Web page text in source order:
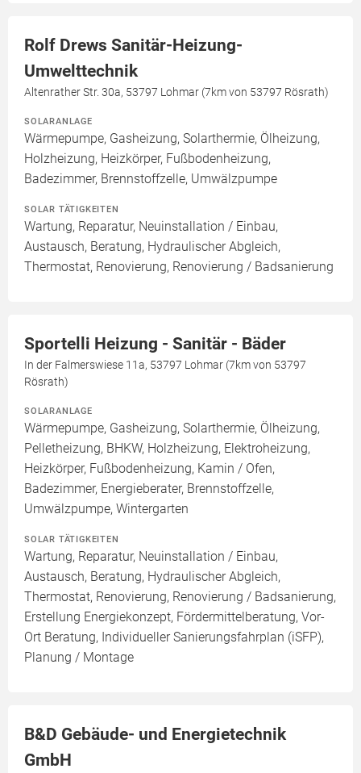
Rolf Drews Sanitär-Heizung-
Umwelttechnik
Altenrather Str. 30a, 53797 Lohmar (7km von 53797 Rösrath)
SOLARANLAGE
Wärmepumpe, Gasheizung, Solarthermie, Ölheizung,
Holzheizung, Heizkörper, Fußbodenheizung,
Badezimmer, Brennstoffzelle, Umwälzpumpe
SOLAR TÄTIGKEITEN
Wartung, Reparatur, Neuinstallation / Einbau,
Austausch, Beratung, Hydraulischer Abgleich,
Thermostat, Renovierung, Renovierung / Badsanierung
Sportelli Heizung - Sanitär - Bäder
In der Falmerswiese 11a, 53797 Lohmar (7km von 53797
Rösrath)
SOLARANLAGE
Wärmepumpe, Gasheizung, Solarthermie, Ölheizung,
Pelletheizung, BHKW, Holzheizung, Elektroheizung,
Heizkörper, Fußbodenheizung, Kamin / Ofen,
Badezimmer, Energieberater, Brennstoffzelle,
Umwälzpumpe, Wintergarten
SOLAR TÄTIGKEITEN
Wartung, Reparatur, Neuinstallation / Einbau,
Austausch, Beratung, Hydraulischer Abgleich,
Thermostat, Renovierung, Renovierung / Badsanierung,
Erstellung Energiekonzept, Fördermittelberatung, Vor-
Ort Beratung, Individueller Sanierungsfahrplan (iSFP),
Planung / Montage
B&D Gebäude- und Energietechnik
GmbH